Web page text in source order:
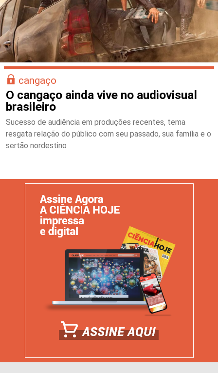
cangaço
O cangaço ainda vive no audiovisual
brasileiro
Sucesso de audiência em produções recentes, tema
resgata relação do público com seu passado, sua família e o
sertão nordestino